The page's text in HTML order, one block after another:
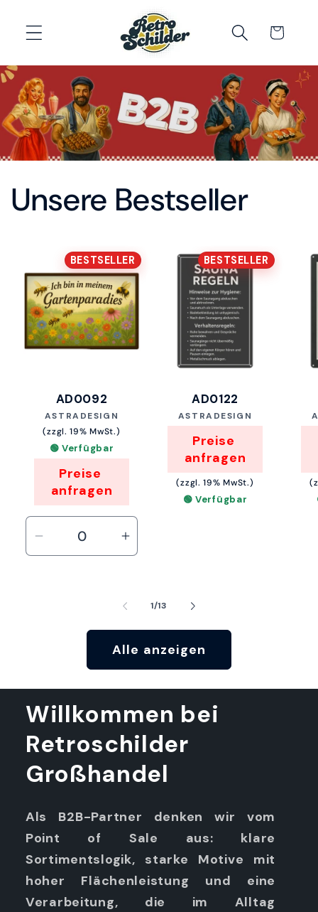
Inhalt
Warenkorb
Unsere Bestseller
BESTSELLER
AD0092
Anbieter:
ASTRADESIGN
(zzgl. 19% MwSt.)
🟢 Verfügbar
Preise
anfragen
Verringere
Erhöhe
für
BESTSELLER
AD0122
Anbieter:
ASTRADESIGN
Preise
anfragen
(zzgl. 19% MwSt.)
🟢 Verfügbar
1/von
13
Alle anzeigen
Willkommen bei
Retroschilder
Großhandel
Als B2B-Partner denken wir vom
Point of Sale aus: klare
Sortimentslogik, starke Motive mit
hoher Flächenleistung und eine
Verarbeitung, die im Alltag